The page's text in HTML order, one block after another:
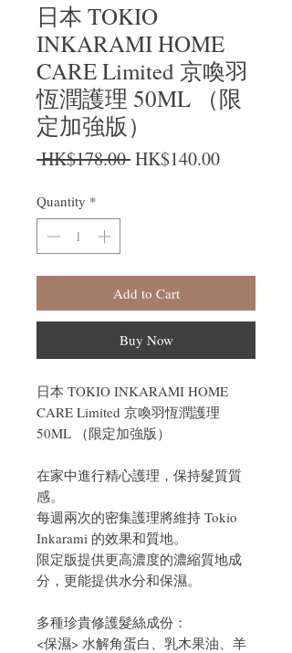
日本 TOKIO
INKARAMI HOME
CARE Limited 京喚羽
恆潤護理 50ML （限
定加強版）
HK$178.00 Regular Price
HK$140.00Sale Price
Quantity *
Add to Cart
Buy Now
日本 TOKIO INKARAMI HOME
CARE Limited 京喚羽恆潤護理
50ML （限定加強版）
在家中進行精心護理，保持髮質質
感。
每週兩次的密集護理將維持 Tokio
Inkarami 的效果和質地。
限定版提供更高濃度的濃縮質地成
分，更能提供水分和保濕。
多種珍貴修護髮絲成份：
<保濕> 水解角蛋白、乳木果油、羊